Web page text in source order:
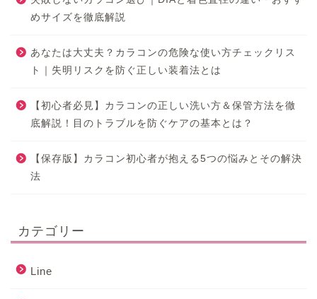
めサイズを徹底解説
あなたは大丈夫？カラコンの危険な使い方チェックリス
ト｜失明リスクを防ぐ正しい装着法とは
【初心者必見】カラコンの正しい洗い方＆保管方法を徹
底解説！目のトラブルを防ぐケアの基本とは？
【保存版】カラコン初心者が抱える5つの悩みとその解決
法
カテゴリー
Line